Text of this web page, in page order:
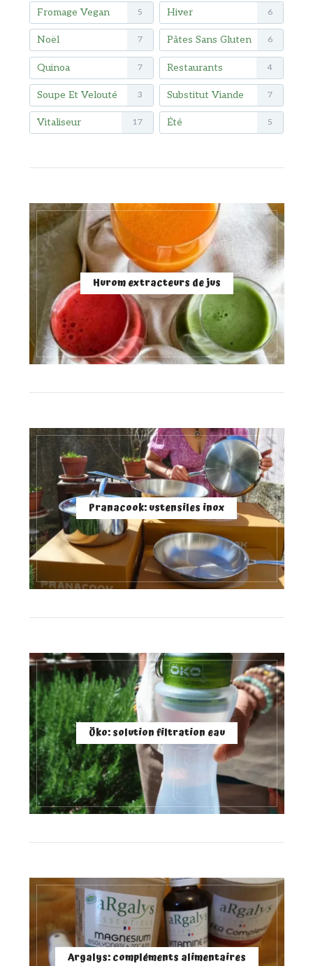
Fromage Vegan 5 Hiver 6
Noël 7 Pâtes Sans Gluten 6
Quinoa 7 Restaurants 4
Soupe Et Velouté 3 Substitut Viande 7
Vitaliseur 17 Été 5
Hurom extracteurs de jus
Pranacook: ustensiles inox
Öko: solution filtration eau
Argalys: compléments alimentaires